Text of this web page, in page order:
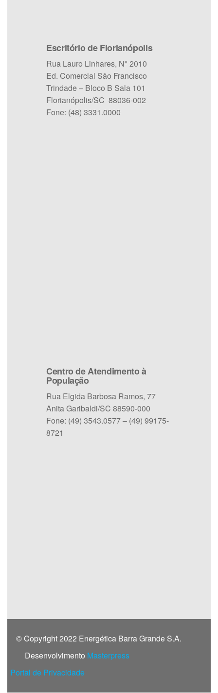
Escritório de Florianópolis
Rua Lauro Linhares, Nº 2010
Ed. Comercial São Francisco
Trindade – Bloco B Sala 101
Florianópolis/SC 88036-002
Fone: (48) 3331.0000
Centro de Atendimento à
População
Rua Elgida Barbosa Ramos, 77
Anita Garibaldi/SC 88590-000
Fone: (49) 3543.0577 – (49) 99175-
8721
© Copyright 2022 Energética Barra Grande S.A.
Desenvolvimento Masterpress
Portal de Privacidade